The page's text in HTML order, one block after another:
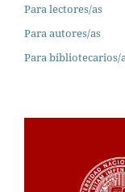
Para lectores/as
Para autores/as
Para bibliotecarios/